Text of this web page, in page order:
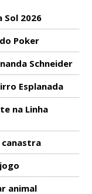
Sol 2026
Poker
Schneider
Esplanada
na Linha
canastra
animal